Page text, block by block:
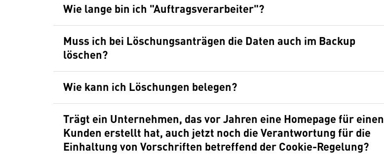
Wie lange bin ich "Auftragsverarbeiter"?
Muss ich bei Löschungsanträgen die Daten auch im Backup
löschen?
Wie kann ich Löschungen belegen?
Trägt ein Unternehmen, das vor Jahren eine Homepage für einen
Kunden erstellt hat, auch jetzt noch die Verantwortung für die
Einhaltung von Vorschriften betreffend der Cookie-Regelung?